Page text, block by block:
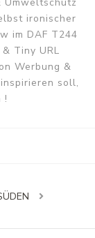
ironischer
im DAF T244
Tiny URL
Werbung &
soll,
!